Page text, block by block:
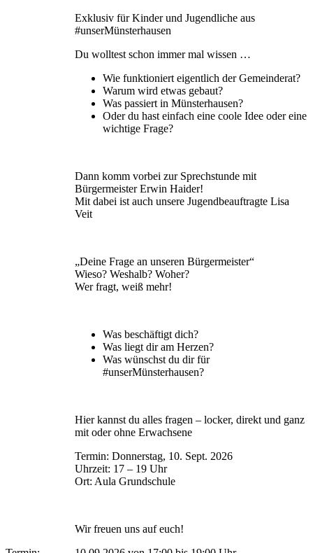
Exklusiv für Kinder und Jugendliche aus
#unserMünsterhausen
Du wolltest schon immer mal wissen …
Wie funktioniert eigentlich der Gemeinderat?
Warum wird etwas gebaut?
Was passiert in Münsterhausen?
Oder du hast einfach eine coole Idee oder eine
wichtige Frage?
Dann komm vorbei zur Sprechstunde mit
Bürgermeister Erwin Haider!
Mit dabei ist auch unsere Jugendbeauftragte Lisa
Veit
„Deine Frage an unseren Bürgermeister“
Wieso? Weshalb? Woher?
Wer fragt, weiß mehr!
Was beschäftigt dich?
Was liegt dir am Herzen?
Was wünschst du dir für
#unserMünsterhausen?
Hier kannst du alles fragen – locker, direkt und ganz
mit oder ohne Erwachsene
Termin: Donnerstag, 10. Sept. 2026
Uhrzeit: 17 – 19 Uhr
Ort: Aula Grundschule
Wir freuen uns auf euch!